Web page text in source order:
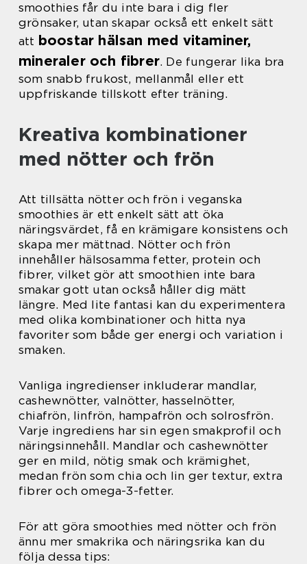
smoothies får du inte bara i dig fler
grönsaker, utan skapar också ett enkelt sätt
att boostar hälsan med vitaminer,
mineraler och fibrer. De fungerar lika bra
som snabb frukost, mellanmål eller ett
uppfriskande tillskott efter träning.
Kreativa kombinationer
med nötter och frön
Att tillsätta nötter och frön i veganska
smoothies är ett enkelt sätt att öka
näringsvärdet, få en krämigare konsistens och
skapa mer mättnad. Nötter och frön
innehåller hälsosamma fetter, protein och
fibrer, vilket gör att smoothien inte bara
smakar gott utan också håller dig mätt
längre. Med lite fantasi kan du experimentera
med olika kombinationer och hitta nya
favoriter som både ger energi och variation i
smaken.
Vanliga ingredienser inkluderar mandlar,
cashewnötter, valnötter, hasselnötter,
chiafrön, linfrön, hampafrön och solrosfrön.
Varje ingrediens har sin egen smakprofil och
näringsinnehåll. Mandlar och cashewnötter
ger en mild, nötig smak och krämighet,
medan frön som chia och lin ger textur, extra
fibrer och omega-3-fetter.
För att göra smoothies med nötter och frön
ännu mer smakrika och näringsrika kan du
följa dessa tips: